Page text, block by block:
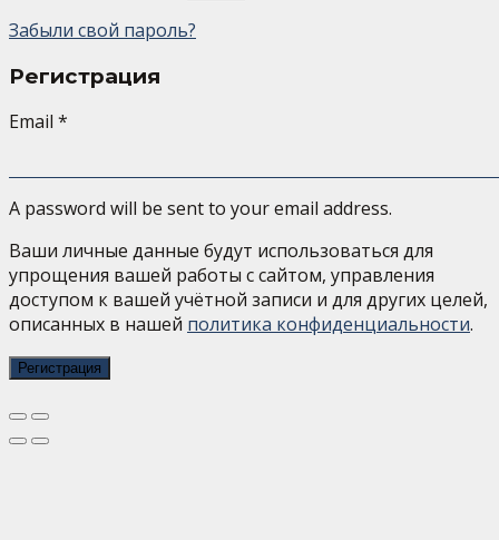
Забыли свой пароль?
Регистрация
Email *
A password will be sent to your email address.
Ваши личные данные будут использоваться для
упрощения вашей работы с сайтом, управления
доступом к вашей учётной записи и для других целей,
описанных в нашей политика конфиденциальности.
Регистрация